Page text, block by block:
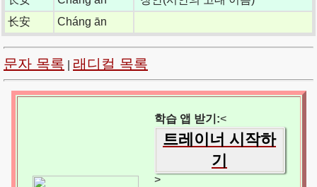
长安
Cháng ān
문자 목록 래디컬 목록
학습 앱 받기:<
트레이너 시작하
기
>